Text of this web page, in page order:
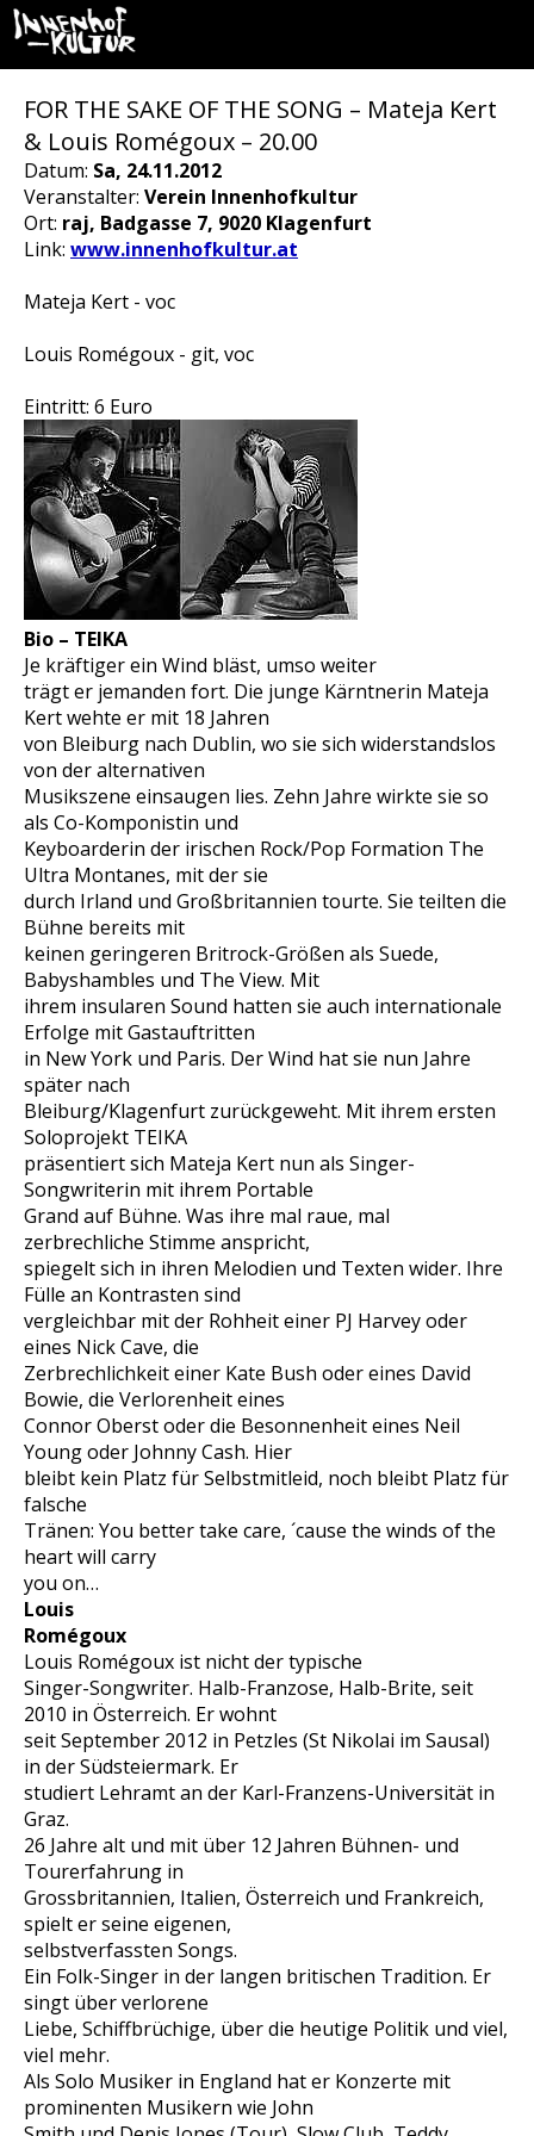
FOR THE SAKE OF THE SONG – Mateja Kert
& Louis Romégoux – 20.00
Datum: Sa, 24.11.2012
Veranstalter: Verein Innenhofkultur
Ort: raj, Badgasse 7, 9020 Klagenfurt
Link: www.innenhofkultur.at
Mateja Kert - voc
Louis Romégoux - git, voc
Eintritt: 6 Euro
Bio – TEIKA
Je kräftiger ein Wind bläst, umso weiter
trägt er jemanden fort. Die junge Kärntnerin Mateja
Kert wehte er mit 18 Jahren
von Bleiburg nach Dublin, wo sie sich widerstandslos
von der alternativen
Musikszene einsaugen lies. Zehn Jahre wirkte sie so
als Co-Komponistin und
Keyboarderin der irischen Rock/Pop Formation The
Ultra Montanes, mit der sie
durch Irland und Großbritannien tourte. Sie teilten die
Bühne bereits mit
keinen geringeren Britrock-Größen als Suede,
Babyshambles und The View. Mit
ihrem insularen Sound hatten sie auch internationale
Erfolge mit Gastauftritten
in New York und Paris. Der Wind hat sie nun Jahre
später nach
Bleiburg/Klagenfurt zurückgeweht. Mit ihrem ersten
Soloprojekt TEIKA
präsentiert sich Mateja Kert nun als Singer-
Songwriterin mit ihrem Portable
Grand auf Bühne. Was ihre mal raue, mal
zerbrechliche Stimme anspricht,
spiegelt sich in ihren Melodien und Texten wider. Ihre
Fülle an Kontrasten sind
vergleichbar mit der Rohheit einer PJ Harvey oder
eines Nick Cave, die
Zerbrechlichkeit einer Kate Bush oder eines David
Bowie, die Verlorenheit eines
Connor Oberst oder die Besonnenheit eines Neil
Young oder Johnny Cash. Hier
bleibt kein Platz für Selbstmitleid, noch bleibt Platz für
falsche
Tränen: You better take care, ´cause the winds of the
heart will carry
you on…
Louis
Romégoux
Louis Romégoux ist nicht der typische
Singer-Songwriter. Halb-Franzose, Halb-Brite, seit
2010 in Österreich. Er wohnt
seit September 2012 in Petzles (St Nikolai im Sausal)
in der Südsteiermark. Er
studiert Lehramt an der Karl-Franzens-Universität in
Graz.
26 Jahre alt und mit über 12 Jahren Bühnen- und
Tourerfahrung in
Grossbritannien, Italien, Österreich und Frankreich,
spielt er seine eigenen,
selbstverfassten Songs.
Ein Folk-Singer in der langen britischen Tradition. Er
singt über verlorene
Liebe, Schiffbrüchige, über die heutige Politik und viel,
viel mehr.
Als Solo Musiker in England hat er Konzerte mit
prominenten Musikern wie John